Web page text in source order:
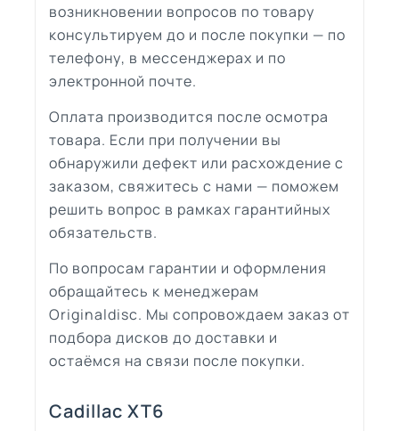
возникновении вопросов по товару
консультируем до и после покупки — по
телефону, в мессенджерах и по
электронной почте.
Оплата производится после осмотра
товара. Если при получении вы
обнаружили дефект или расхождение с
заказом, свяжитесь с нами — поможем
решить вопрос в рамках гарантийных
обязательств.
По вопросам гарантии и оформления
обращайтесь к менеджерам
Originaldisc. Мы сопровождаем заказ от
подбора дисков до доставки и
остаёмся на связи после покупки.
Cadillac XT6